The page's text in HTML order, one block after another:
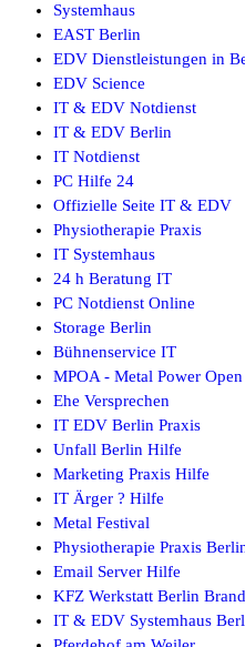
Systemhaus
EAST Berlin
EDV Dienstleistungen in
EDV Science
IT & EDV Notdienst
IT & EDV Berlin
IT Notdienst
PC Hilfe 24
Offizielle Seite IT & EDV
Physiotherapie Praxis
IT Systemhaus
24 h Beratung IT
PC Notdienst Online
Storage Berlin
Bühnenservice IT
MPOA - Metal Power
Ehe Versprechen
IT EDV Berlin Praxis
Unfall Berlin Hilfe
Marketing Praxis Hilfe
IT Ärger ? Hilfe
Metal Festival
Physiotherapie Praxis
Email Server Hilfe
KFZ Werkstatt Berlin
IT & EDV Systemhaus